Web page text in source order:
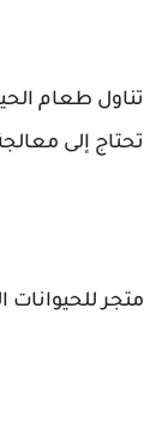
تناول طعام
تحتاج إلى
متجر للحيوانات